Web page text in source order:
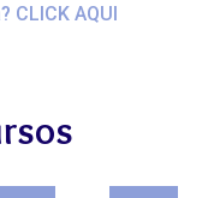
CLICK AQUI